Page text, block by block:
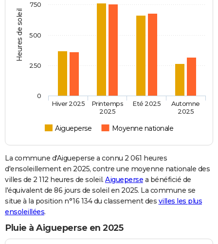
Heures de soleil
Aigueperse Moyenne nationale
Hiver 2025
Printemps
2025
Eté 2025
Automne
2025
0
250
500
750
La commune d'Aigueperse a connu 2 061 heures
d'ensoleillement en 2025, contre une moyenne nationale des
villes de 2 112 heures de soleil. Aigueperse a bénéficié de
l'équivalent de 86 jours de soleil en 2025. La commune se
situe à la position n°16 134 du classement des villes les plus
ensoleillées.
Pluie à Aigueperse en 2025